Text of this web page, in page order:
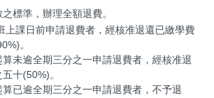
標準，辦理全額退費。
上課日前申請退費者，經核准退還已繳學費
。
算未逾全期三分之一申請退費者，經核准退
十(50%)。
算已逾全期三分之一申請退費者，不予退